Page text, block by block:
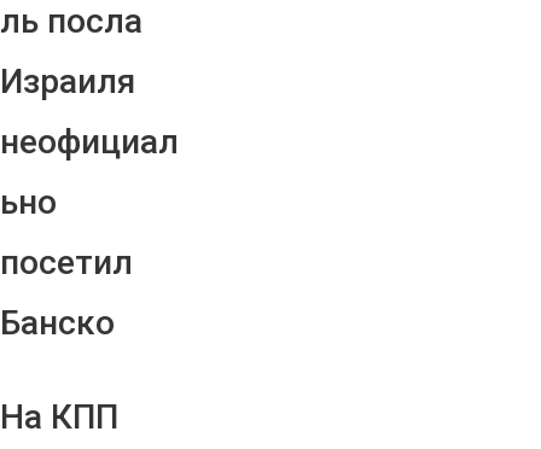
ль посла
Израиля
неофициал
ьно
посетил
Банско
На КПП